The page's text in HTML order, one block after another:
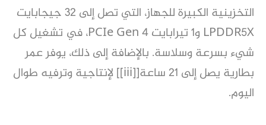
التخزينية الكبيرة للجهاز، التي تصل إلى 32 جيجابايت
LPDDR5X و1 تيرابايت PCIe Gen 4، في تشغيل كل
شيء بسرعة وسلاسة. بالإضافة إلى ذلك، يوفر عمر
بطارية يصل إلى 21 ساعة[[iii]] لإنتاجية وترفيه طوال
اليوم.